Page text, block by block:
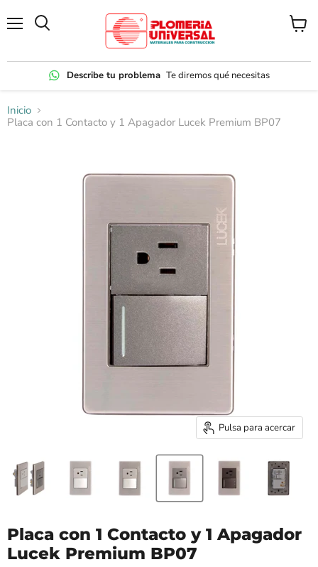
Describe tu problema Te diremos qué necesitas
Ver
Inicio
Placa con 1 Contacto y 1 Apagador Lucek Premium BP07
Pulsa para acercar
Placa con 1 Contacto y 1 Apagador
Lucek Premium BP07